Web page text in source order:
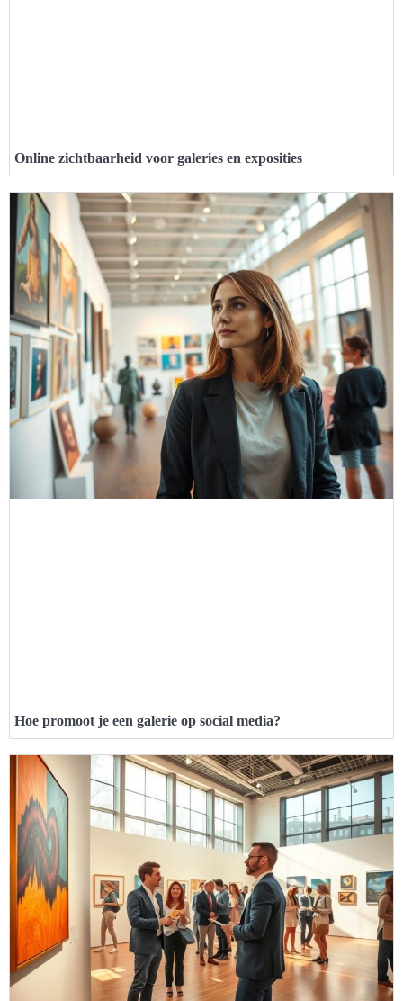
Online zichtbaarheid voor galeries en exposities
Hoe promoot je een galerie op social media?